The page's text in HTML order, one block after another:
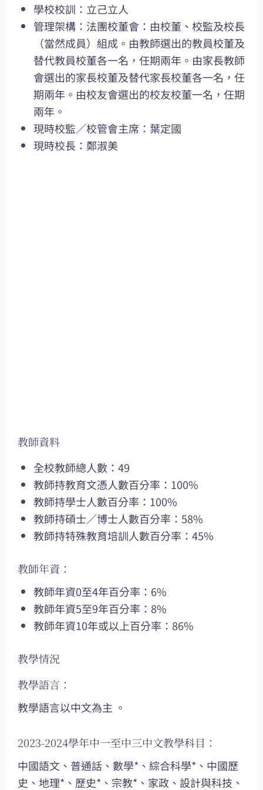
學校校訓：立己立人
管理架構：法團校董會：由校董、校監及校長
（當然成員）組成。由教師選出的教員校董及
替代教員校董各一名，任期兩年。由家長教師
會選出的家長校董及替代家長校董各一名，任
期兩年。由校友會選出的校友校董一名，任期
兩年。
現時校監／校管會主席：葉定國
現時校長：鄭淑美
教師資料
全校教師總人數：49
教師持教育文憑人數百分率：100%
教師持學士人數百分率：100%
教師持碩士／博士人數百分率：58%
教師持特殊教育培訓人數百分率：45%
教師年資：
教師年資0至4年百分率：6%
教師年資5至9年百分率：8%
教師年資10年或以上百分率：86%
教學情況
教學語言：
教學語言以中文為主 。
2023-2024學年中一至中三中文教學科目：
中國語文、普通話、數學*、綜合科學*、中國歷
史、地理*、歷史*、宗教*、家政、設計與科技、